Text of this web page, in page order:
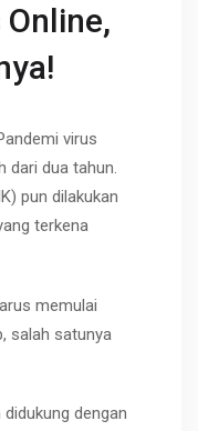
virus
dari dua tahun.
pun dilakukan
terkena
memulai
salah satunya
dengan